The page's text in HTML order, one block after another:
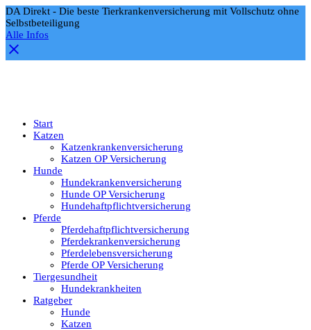
DA Direkt - Die beste Tierkrankenversicherung mit Vollschutz ohne
Selbstbeteiligung
Alle Infos
Start
Katzen
Katzenkrankenversicherung
Katzen OP Versicherung
Hunde
Hundekrankenversicherung
Hunde OP Versicherung
Hundehaftpflichtversicherung
Pferde
Pferdehaftpflichtversicherung
Pferdekrankenversicherung
Pferdelebensversicherung
Pferde OP Versicherung
Tiergesundheit
Hundekrankheiten
Ratgeber
Hunde
Katzen